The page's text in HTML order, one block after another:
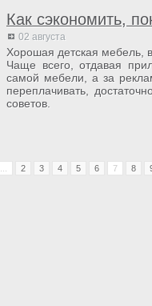
Как сэкономить,
02 августа
Хорошая детская мебель,
Чаще всего, отдавая
самой мебели, а за
переплачивать,
советов.
... 2 3 4 5 6 7 8